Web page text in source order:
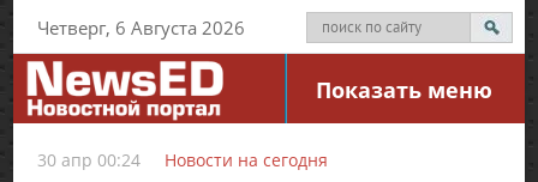
Четверг, 6 Августа 2026
Показать меню
30 апр 00:24 Новости на сегодня